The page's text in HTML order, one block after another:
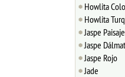
Howlita
Howlita
Jaspe Paisaje
Jaspe
Jaspe Rojo
Jade